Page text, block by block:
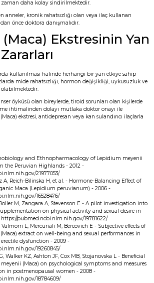
zaman daha kolay sindirilmektedir.
anneler, kronik rahatsızlığı olan veya ilaç kullanan
önce doktora danışmalıdır.
Ekstresinin Yan
kullanılması halinde herhangi bir yan etkiye sahip
mide rahatsızlığı, hormon değişikliği, uykusuzluk ve
olabilmektedir.
öyküsü olan bireylerde, tiroid sorunları olan kişilerde
ihtimalinden dolayı mutlaka doktor onayı ile
ekstresi, antidepresan veya kan sulandırıcı ilaçlarla
and Ethnopharmacology of Lepidium meyenii
the Peruvian Highlands - 2012 -
21977053/
A, Reich-Bilinska H, et al. - Hormone-Balancing Effect of
Maca (Lepidium peruvianum) - 2006 -
16528476/
M, Zangara A, Stevenson E - A pilot investigation into
on physical activity and sexual desire in
pubmed.ncbi.nlm.nih.gov/19781622/
Valmorri L, Mercuriali M, Bercovich E - Subjective effects of
extract on well-being and sexual performances in
dysfunction - 2009 -
19260845/
Walker KZ, Ashton JF, Cox MB, Stojanovska L - Beneficial
(Maca) on psychological symptoms and measures
in postmenopausal women - 2008 -
18784609/